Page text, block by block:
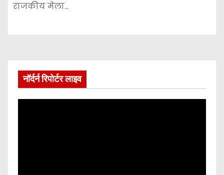
राजकीय मेला…
नॉर्दर्न रिपोर्टर लाइव